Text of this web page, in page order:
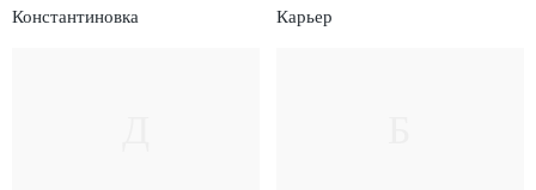
Константиновка Карьер